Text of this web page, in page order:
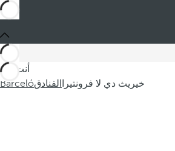
أنت في
Barcelóالفنادق خيريث دي لا فرونتيرا